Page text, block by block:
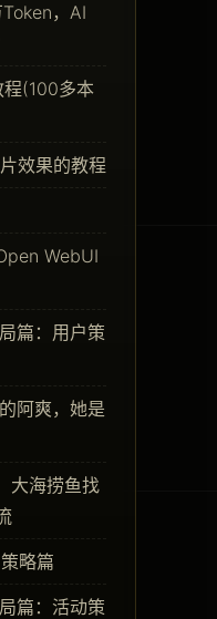
，AI
(100多本
效果的教程
WebUI
篇：用户策
阿爽，她是
大海捞鱼找
略篇
篇：活动策